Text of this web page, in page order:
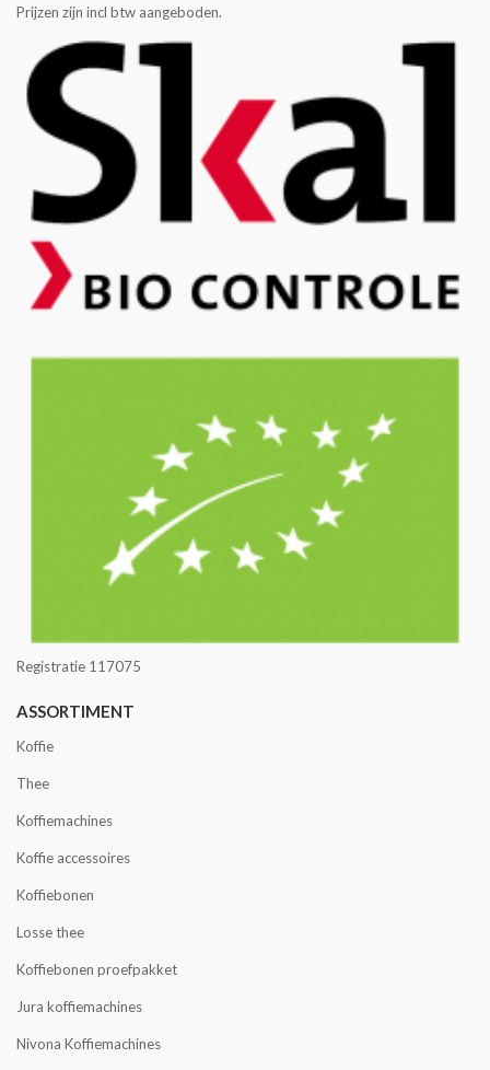
Prijzen zijn incl btw aangeboden.
Registratie 117075
ASSORTIMENT
Koffie
Thee
Koffiemachines
Koffie accessoires
Koffiebonen
Losse thee
Koffiebonen proefpakket
Jura koffiemachines
Nivona Koffiemachines